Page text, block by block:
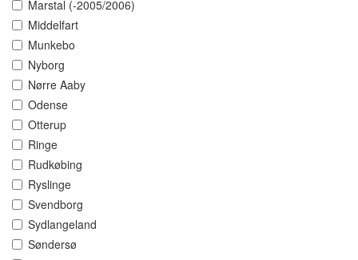
Marstal (-2005/2006)
Middelfart
Munkebo
Nyborg
Nørre Aaby
Odense
Otterup
Ringe
Rudkøbing
Ryslinge
Svendborg
Sydlangeland
Søndersø